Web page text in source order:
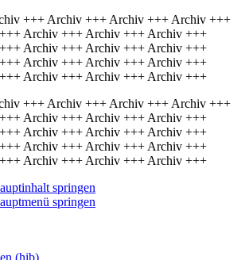
+++ Archiv +++ Archiv +++ Archiv +++
Archiv +++ Archiv +++ Archiv +++
Archiv +++ Archiv +++ Archiv +++
Archiv +++ Archiv +++ Archiv +++
Archiv +++ Archiv +++ Archiv +++
+++ Archiv +++ Archiv +++ Archiv +++
Archiv +++ Archiv +++ Archiv +++
Archiv +++ Archiv +++ Archiv +++
Archiv +++ Archiv +++ Archiv +++
Archiv +++ Archiv +++ Archiv +++
springen
springen
(hib)